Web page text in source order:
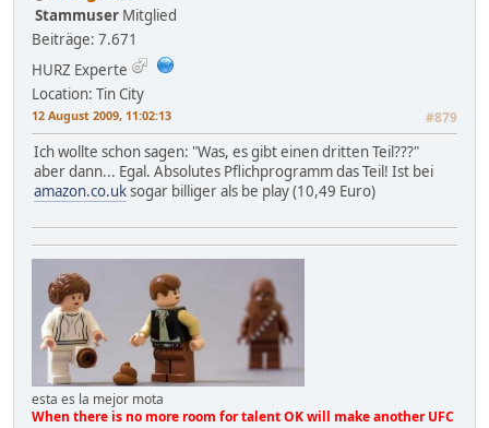
Stammuser Mitglied
Beiträge: 7.671
HURZ Experte
Location: Tin City
12 August 2009, 11:02:13 #879
Ich wollte schon sagen: "Was, es gibt einen dritten Teil???"
aber dann... Egal. Absolutes Pflichprogramm das Teil! Ist bei
amazon.co.uksogar billiger als be play (10,49 Euro)
esta es la mejor mota
When there is no more room for talent OK will make another UFC